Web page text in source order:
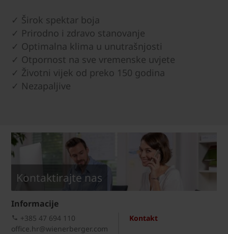
✓ Širok spektar boja
✓ Prirodno i zdravo stanovanje
✓ Optimalna klima u unutrašnjosti
✓ Otpornost na sve vremenske uvjete
✓ Životni vijek od preko 150 godina
✓ Nezapaljive
Kontaktirajte nas
Informacije
Kontakt
+385 47 694 110
office.hr@wienerberger.com